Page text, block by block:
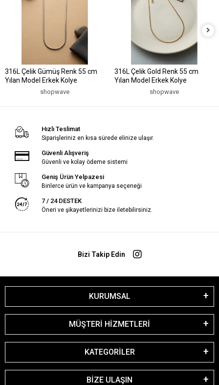
316L Çelik Gümüş Renk 55 cm
Yılan Model Erkek Kolye
shopwave
316L Çelik Gold Renk 55 cm
Yılan Model Erkek Kolye
shopwave
Hızlı Teslimat
Siparişleriniz en kısa sürede elinize ulaşır.
Güvenli Alışveriş
Güvenli ve kolay ödeme sistemi
Geniş Ürün Yelpazesi
Binlerce ürün ve kampanya seçeneği
7 / 24 DESTEK
Öneri ve şikayetlerinizi bize iletebilirsiniz.
Bizi Takip Edin
KURUMSAL
MÜŞTERİ HİZMETLERİ
KATEGORİLER
BİZE ULAŞIN